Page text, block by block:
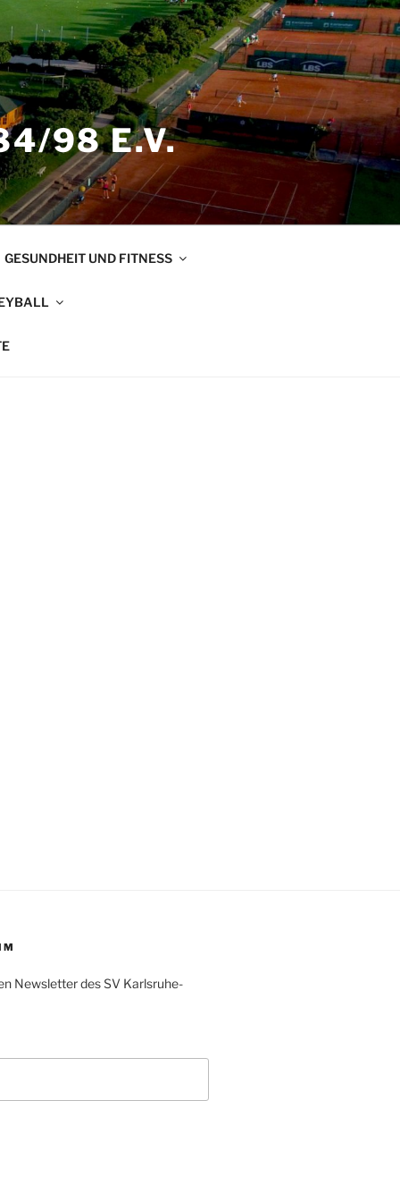
98 E.V.
GESUNDHEIT UND FITNESS
Newsletter des SV Karlsruhe-